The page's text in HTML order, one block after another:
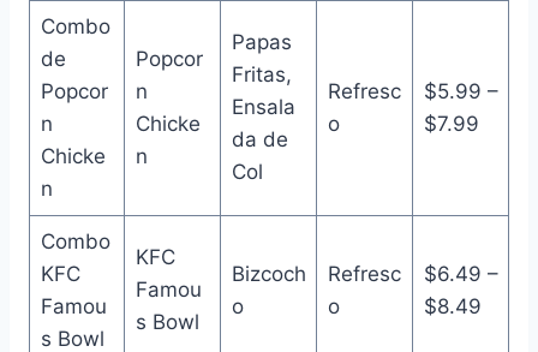
Combo
de
Popcor
n
Chicke
n
Popcor
n
Chicke
n
Papas
Fritas,
Ensala
da de
Col
Refresc
o
$5.99 –
$7.99
Combo
KFC
Famou
s Bowl
KFC
Famou
s Bowl
Bizcoch
o
Refresc
o
$6.49 –
$8.49